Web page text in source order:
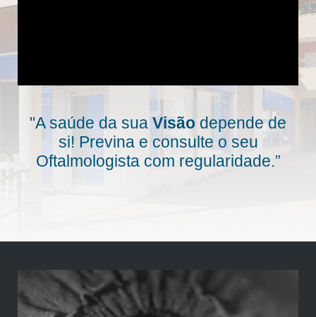
"A saúde da sua Visão depende de
si! Previna e consulte o seu
Oftalmologista com regularidade.”